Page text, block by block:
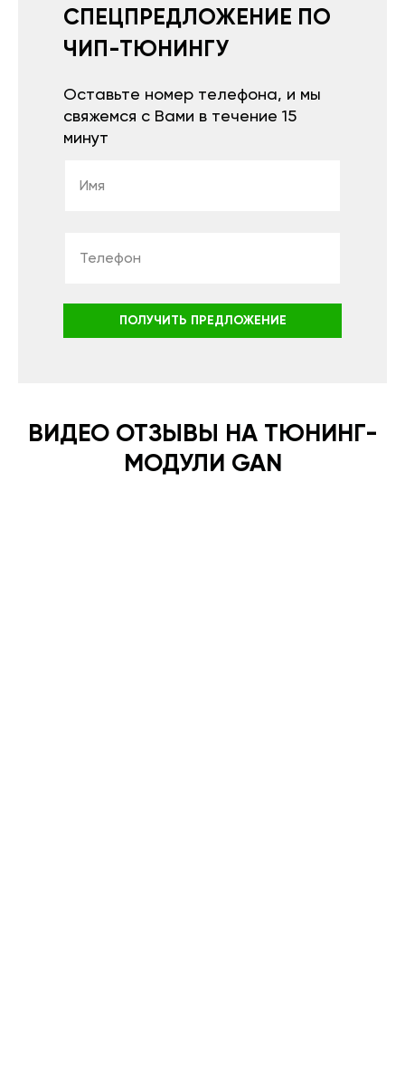
СПЕЦПРЕДЛОЖЕНИЕ ПО
ЧИП-ТЮНИНГУ
Оставьте номер телефона, и мы
свяжемся с Вами в течение 15
минут
ПОЛУЧИТЬ ПРЕДЛОЖЕНИЕ
ВИДЕО ОТЗЫВЫ НА ТЮНИНГ-
МОДУЛИ GAN